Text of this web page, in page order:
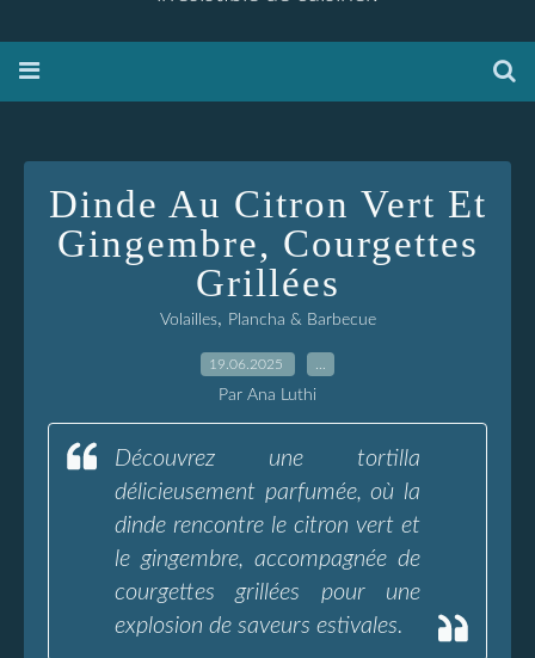
Dinde Au Citron Vert Et
Gingembre, Courgettes
Grillées
Volailles, Plancha & Barbecue
19.06.2025
Par Ana Luthi
Découvrez une tortilla
délicieusement parfumée, où la
dinde rencontre le citron vert et
le gingembre, accompagnée de
courgettes grillées pour une
explosion de saveurs estivales.